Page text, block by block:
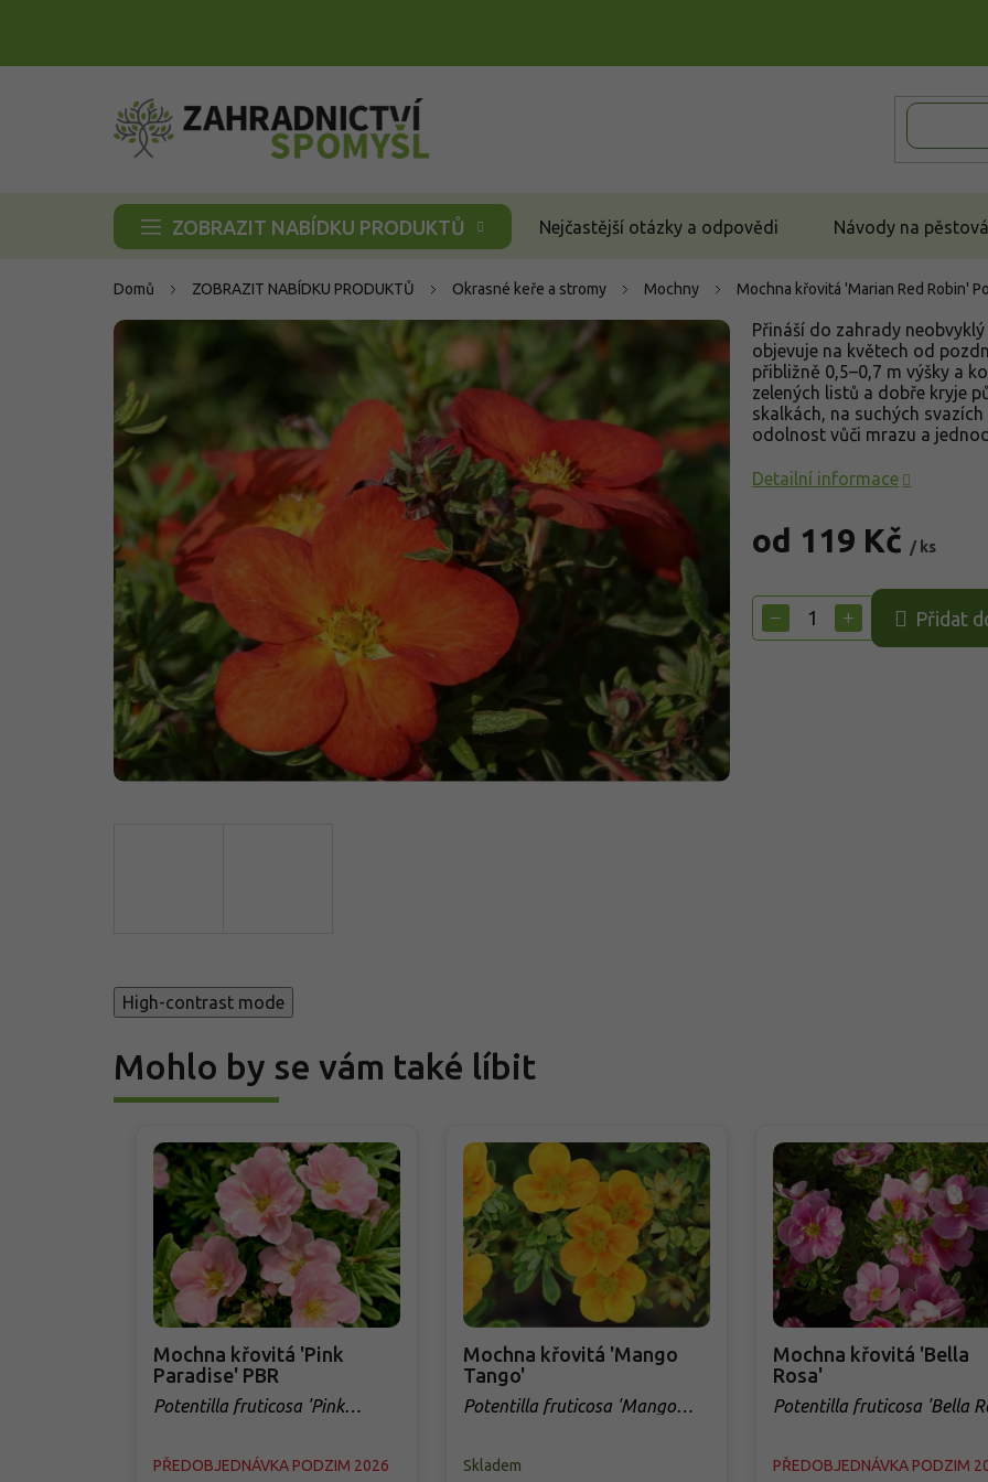
ZOBRAZIT NABÍDKU PRODUKTŮ Nejčastější otázky a odpovědi Návody na
Domů ZOBRAZIT NABÍDKU PRODUKTŮ Okrasné keře a stromy Mochny Mochna křovitá 'Marian Red Robin'
od 119 Kč / ks
cena:
+
− Přidat
Přináší do zahrady
objevuje na květech od
přibližně 0,5–0,7 m výšky a
zelených listů a dobře kryje
skalkách, na suchých
odolnost vůči mrazu a
Detailní informace
High-contrast mode
Mohlo by se vám také líbit
Mochna křovitá 'Pink
Paradise' PBR
Potentilla fruticosa 'Pink
PŘEDOBJEDNÁVKA PODZIM 2026
Mochna křovitá 'Mango
Tango'
Potentilla fruticosa 'Mango
Skladem
Mochna křovitá 'Bella
Rosa'
Potentilla fruticosa 'Bella
PŘEDOBJEDNÁVKA PODZIM